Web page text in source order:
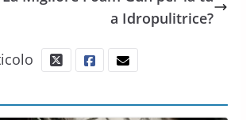
a Idropulitrice?